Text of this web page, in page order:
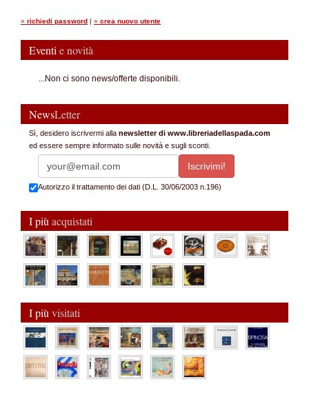
» richiedi password | » crea nuovo utente
Eventi e novità
...Non ci sono news/offerte disponibili.
NewsLetter
Sì, desidero iscrivermi alla newsletter di www.libreriadellaspada.com
ed essere sempre informato sulle novità e sugli sconti.
Autorizzo il trattamento dei dati (D.L. 30/06/2003 n.196)
I più acquistati
I più visitati